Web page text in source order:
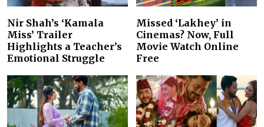
Nir Shah’s ‘Kamala
Miss’ Trailer
Highlights a Teacher’s
Emotional Struggle
Missed ‘Lakhey’ in
Cinemas? Now, Full
Movie Watch Online
Free